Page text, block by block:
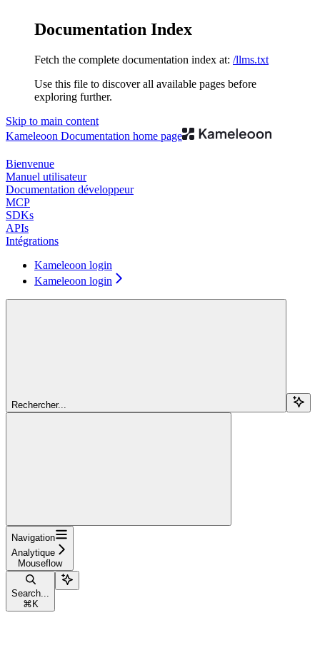
Documentation Index
Fetch the complete documentation index at: /llms.txt
Use this file to discover all available pages before
exploring further.
Skip to main content
Kameleoon Documentation home page
Bienvenue
Manuel utilisateur
Documentation développeur
MCP
SDKs
APIs
Intégrations
Kameleoon login
Kameleoon login
Rechercher...
Navigation
Analytique
Mouseflow
Search...
⌘ K